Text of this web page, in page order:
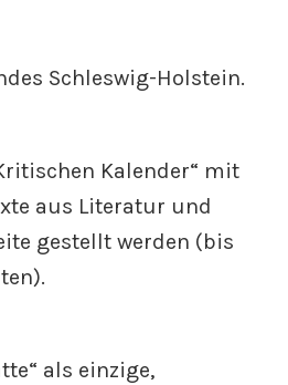
Schleswig-Holstein.
Kalender“ mit
aus Literatur und
gestellt werden (bis
als einzige,